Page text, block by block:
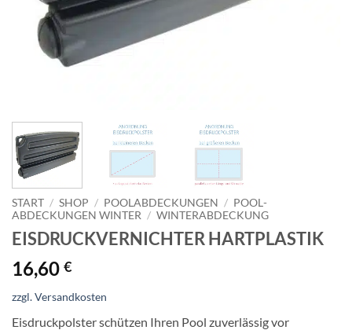
START / SHOP / POOLABDECKUNGEN / POOL­
ABDECKUNGEN WINTER / WINTER­ABDECKUNG
EISDRUCKVERNICHTER HARTPLASTIK
16,60 €
zzgl. Versandkosten
Eisdruckpolster schützen Ihren Pool zuverlässig vor